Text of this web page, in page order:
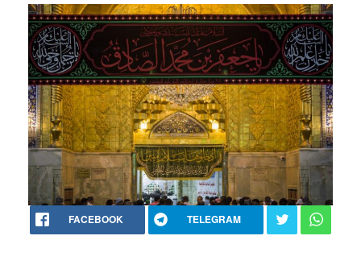
FACEBOOK TELEGRAM